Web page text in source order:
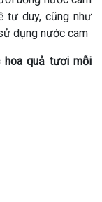
tư duy, cũng như
dụng nước cam
hoa quả tươi mỗi